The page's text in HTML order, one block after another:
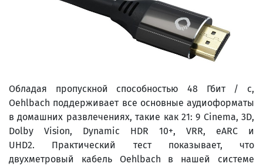
Обладая пропускной способностью 48 Гбит / с,
Oehlbach поддерживает все основные аудиоформаты
в домашних развлечениях, такие как 21: 9 Cinema, 3D,
Dolby Vision, Dynamic HDR 10+, VRR, eARC и
UHD2. Практический тест показывает, что
двухметровый кабель Oehlbach в нашей системе